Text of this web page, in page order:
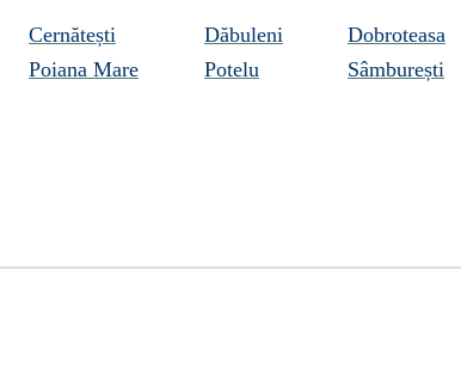
Cernătești Dăbuleni
Dobroteasa
Poiana Mare Potelu
Sâmburești